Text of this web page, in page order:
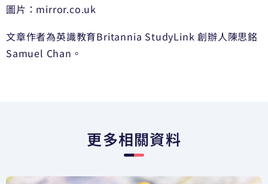
圖片：mirror.co.uk
文章作者為英識教育Britannia StudyLink 創辦人陳思銘
Samuel Chan。
更多相關資料